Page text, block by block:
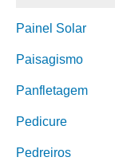
Painel Solar
Paisagismo
Panfletagem
Pedicure
Pedreiros